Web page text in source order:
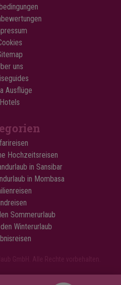
uns
Ausflüge
Hotels
Hochzeitsreisen
in Sansibar
in Mombasa
Sommerurlaub
Winterurlaub